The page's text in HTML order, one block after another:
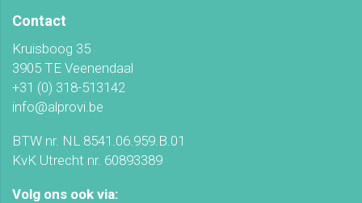
Contact
Kruisboog 35
3905 TE Veenendaal
+31 (0) 318-513142
info@alprovi.be
BTW nr. NL 8541.06.959.B.01
KvK Utrecht nr. 60893389
Volg ons ook via: